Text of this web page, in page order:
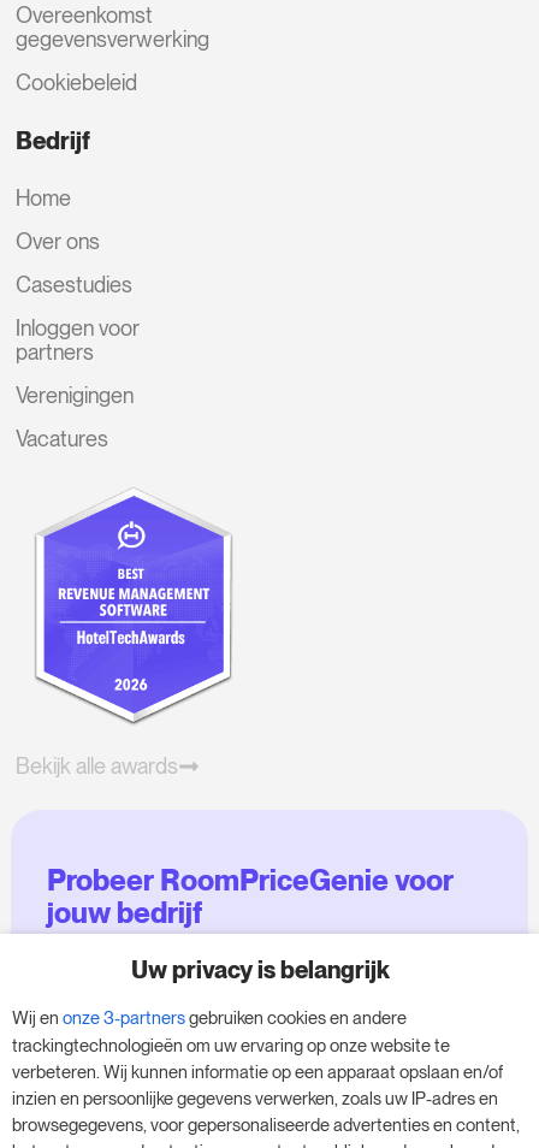
Overeenkomst
gegevensverwerking
Cookiebeleid
Bedrijf
Home
Over ons
Casestudies
Inloggen voor
partners
Verenigingen
Vacatures
Bekijk alle awards
Probeer RoomPriceGenie voor
jouw bedrijf
Maak gebruik van onze 14-daagse proefversie
en geef je bedrijf een boost - zonder
verplichtingen.
Boek een afspraak om je gratis proefperiode
van 14 dagen te starten.
Uw privacy is belangrijk
Wij en onze 3-partnersgebruiken cookies en andere
trackingtechnologieën om uw ervaring op onze website te
verbeteren. Wij kunnen informatie op een apparaat opslaan en/of
inzien en persoonlijke gegevens verwerken, zoals uw IP-adres en
browsegegevens, voor gepersonaliseerde advertenties en content,